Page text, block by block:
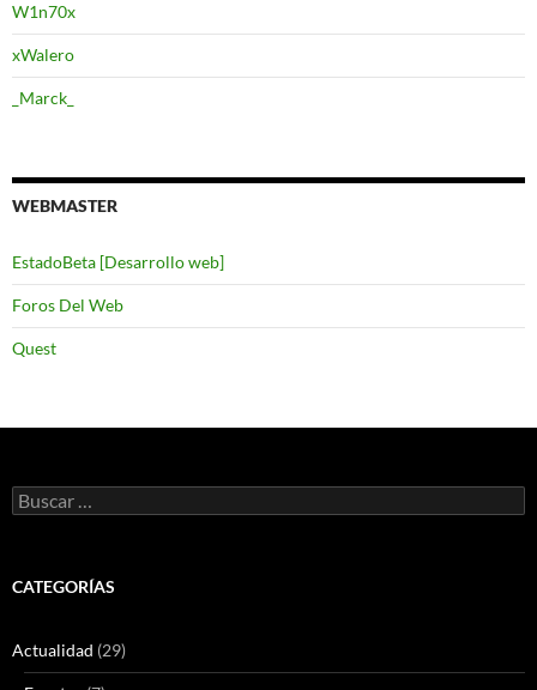
W1n70x
xWalero
_Marck_
WEBMASTER
EstadoBeta [Desarrollo web]
Foros Del Web
Quest
Buscar:
CATEGORÍAS
Actualidad (29)